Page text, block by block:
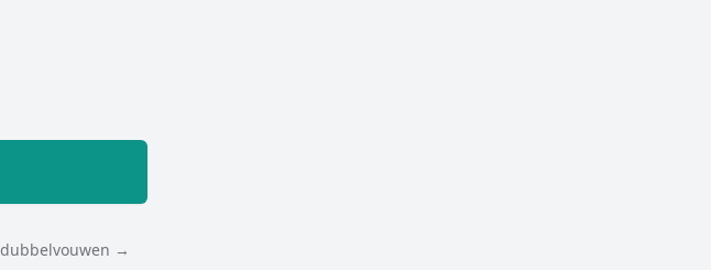
dubbelvouwen →